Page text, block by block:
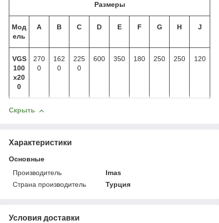
Размеры
Мод
ель
A B C D E F G H J
VGS
100
x20
0
270
0
162
0
225
0
600 350 180 250 250 120
Скрыть
Характеристики
Основные
Производитель
Imas
Страна производитель
Турция
Условия доставки